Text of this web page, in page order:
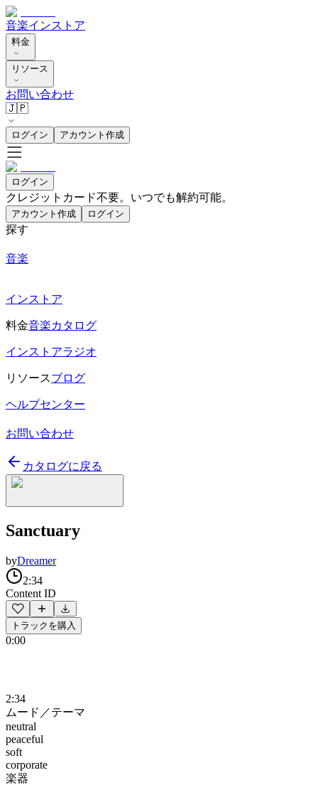
音楽インストア
料金
リソース
お問い合わせ
🇯🇵
ログイン アカウント作成
ログイン
クレジットカード不要。いつでも解約可能。
アカウント作成 ログイン
探す
音楽
インストア
料金音楽カタログ
インストアラジオ
リソースブログ
ヘルプセンター
お問い合わせ
カタログに戻る
Sanctuary
byDreamer
2:34
Content ID
トラックを購入
0:00
2:34
ムード／テーマ
neutral
peaceful
soft
corporate
楽器